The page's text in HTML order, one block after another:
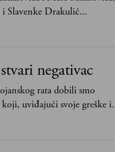
Slavenke Drakulić...
negativac
rata dobili smo
uviđajući svoje greške i
da postoje stvari koje su